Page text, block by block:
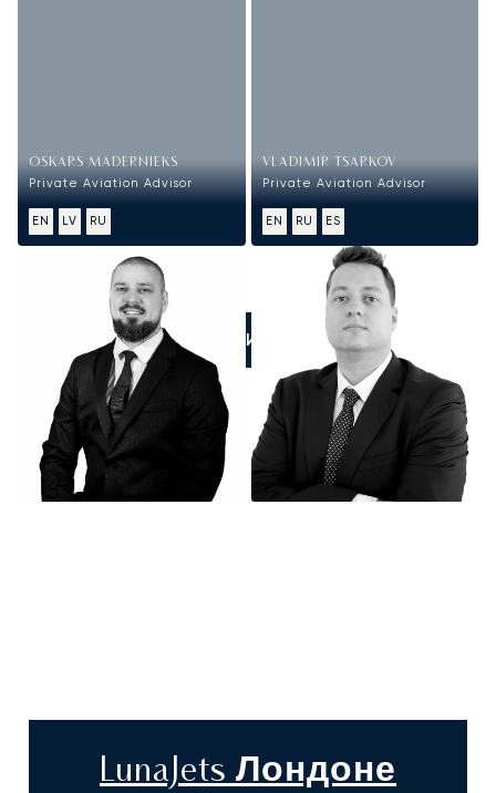
OSKARS MADERNIEKS
Private Aviation Advisor
EN LV RU
VLADIMIR TSARKOV
Private Aviation Advisor
EN RU ES
ПОЗВОНИТЕ НАМ
LunaJets Лондоне